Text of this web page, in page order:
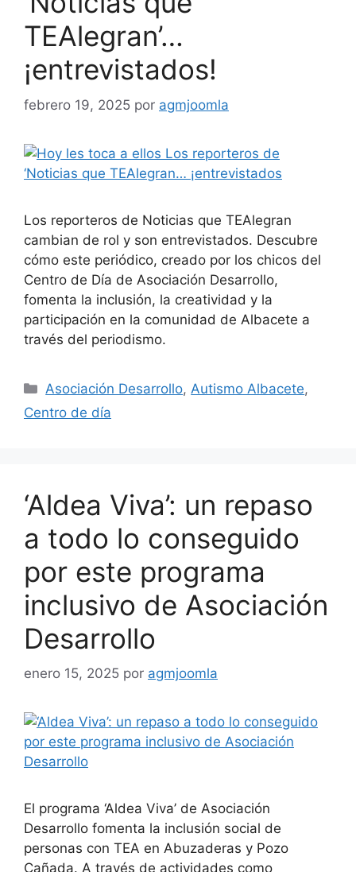
TEAlegran’…
¡entrevistados!
febrero 19, 2025 por agmjoomla
Los reporteros de Noticias que TEAlegran
cambian de rol y son entrevistados. Descubre
cómo este periódico, creado por los chicos del
Centro de Día de Asociación Desarrollo,
fomenta la inclusión, la creatividad y la
participación en la comunidad de Albacete a
través del periodismo.
Asociación Desarrollo, Autismo Albacete,
Centro de día
‘Aldea Viva’: un repaso
a todo lo conseguido
por este programa
inclusivo de Asociación
Desarrollo
enero 15, 2025 por agmjoomla
El programa ‘Aldea Viva’ de Asociación
Desarrollo fomenta la inclusión social de
personas con TEA en Abuzaderas y Pozo
Cañada. A través de actividades como